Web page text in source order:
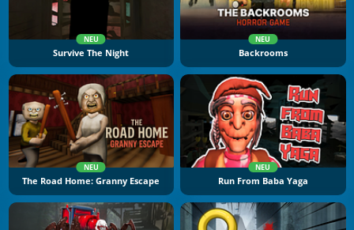
NEU
Survive The Night
NEU
Backrooms
NEU
The Road Home: Granny Escape
NEU
Run From Baba Yaga